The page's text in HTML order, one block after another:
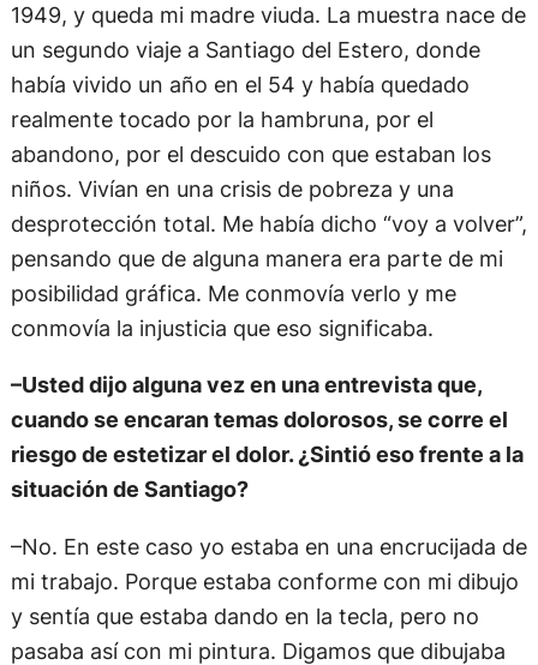
1949, y queda mi madre viuda. La muestra nace de
un segundo viaje a Santiago del Estero, donde
había vivido un año en el 54 y había quedado
realmente tocado por la hambruna, por el
abandono, por el descuido con que estaban los
niños. Vivían en una crisis de pobreza y una
desprotección total. Me había dicho “voy a volver”,
pensando que de alguna manera era parte de mi
posibilidad gráfica. Me conmovía verlo y me
conmovía la injusticia que eso significaba.
–Usted dijo alguna vez en una entrevista que,
cuando se encaran temas dolorosos, se corre el
riesgo de estetizar el dolor. ¿Sintió eso frente a la
situación de Santiago?
–No. En este caso yo estaba en una encrucijada de
mi trabajo. Porque estaba conforme con mi dibujo
y sentía que estaba dando en la tecla, pero no
pasaba así con mi pintura. Digamos que dibujaba